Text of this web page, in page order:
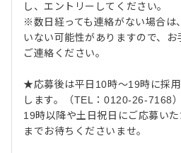
し、エントリーしてください。
※数日経っても連絡がない場合は
いない可能性がありますので、
ご連絡ください。
★応募後は平日10時～19時に採
します。（TEL：0120-26-7168）
19時以降や土日祝日にご応募い
までお待ちくださいませ。